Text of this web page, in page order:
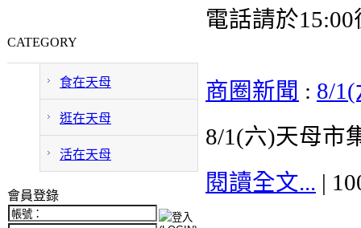
CATEGORY
食在天母
逛在天母
活在天母
會員登錄
電話請於15:00
商圈新聞 : 8/
8/1(六)天母市
閱讀全文... |